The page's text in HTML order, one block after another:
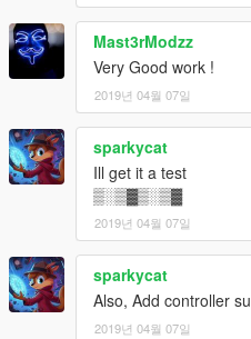
Mast3rModzz
Very Good work !
2019년 04월 07일
sparkycat
Ill get it a test
▒░▒▓▒░▒▓
2019년 04월 07일
sparkycat
Also, Add controller
2019년 04월 07일